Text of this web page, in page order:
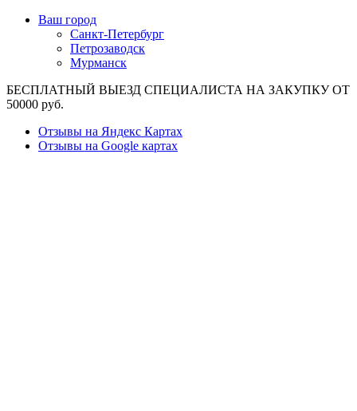
Ваш город
Санкт-Петербург
Петрозаводск
Мурманск
БЕСПЛАТНЫЙ ВЫЕЗД СПЕЦИАЛИСТА НА ЗАКУПКУ ОТ
50000 руб.
Отзывы на Яндекс Картах
Отзывы на Google картах